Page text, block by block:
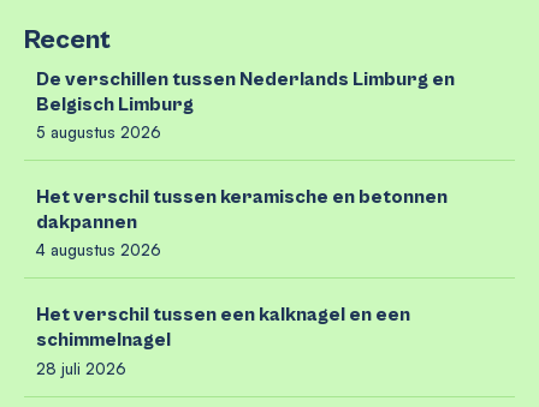
Recent
De verschillen tussen Nederlands Limburg en
Belgisch Limburg
5 augustus 2026
Het verschil tussen keramische en betonnen
dakpannen
4 augustus 2026
Het verschil tussen een kalknagel en een
schimmelnagel
28 juli 2026